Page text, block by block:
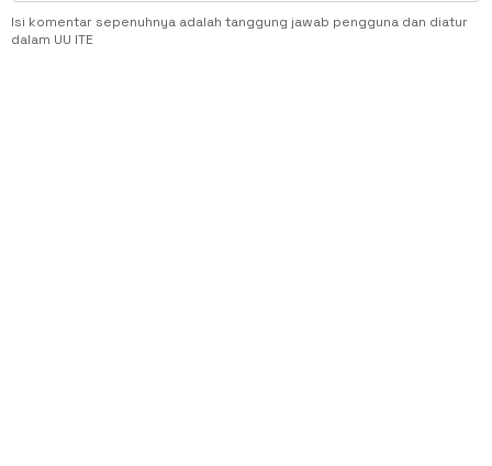
Isi komentar sepenuhnya adalah tanggung jawab pengguna dan diatur
dalam UU ITE